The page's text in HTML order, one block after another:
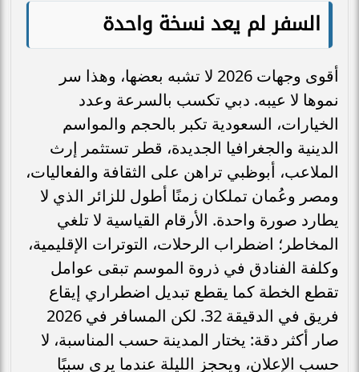
السفر لم يعد نسخة واحدة
أقوى وجهات 2026 لا تشبه بعضها، وهذا سر
نموها لا عيبه. دبي تكسب بالسرعة وعدد
الخيارات، السعودية تكبر بالحجم والمواسم
الدينية والجغرافيا الجديدة، قطر تستثمر إرث
الملاعب، أبوظبي تراهن على الثقافة والفعاليات،
ومصر وعُمان تملكان زمنًا أطول للزائر الذي لا
يطارد صورة واحدة. الأرقام القياسية لا تلغي
المخاطر؛ اضطراب الرحلات، التوترات الإقليمية،
وكلفة الفنادق في ذروة الموسم تبقى عوامل
تقطع الخطة كما يقطع تبديل اضطراري إيقاع
فريق في الدقيقة 32. لكن المسافر في 2026
صار أكثر دقة: يختار المدينة حسب المناسبة، لا
حسب الإعلان، ويحجز الليلة عندما يرى سببًا